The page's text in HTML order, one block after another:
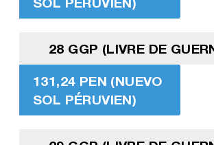
28 GGP (LIVRE DE
131,24 PEN (NUEVO
SOL PÉRUVIEN)